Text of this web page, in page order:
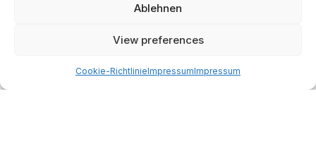
Ablehnen
View preferences
Cookie-RichtlinieImpressumImpressum